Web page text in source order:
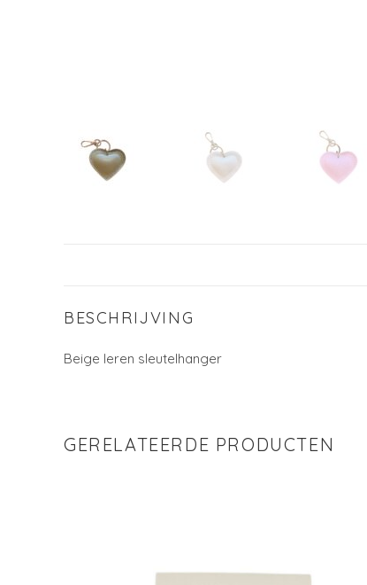
BESCHRIJVING
Beige leren sleutelhanger
GERELATEERDE PRODUCTEN